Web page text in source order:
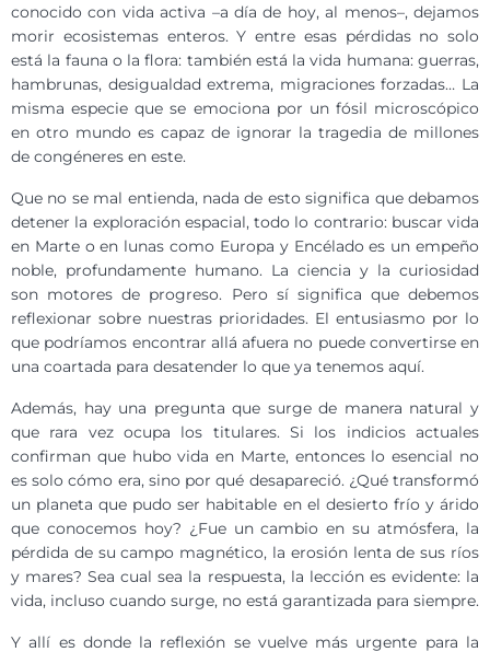
conocido con vida activa –a día de hoy, al menos–, dejamos
morir ecosistemas enteros. Y entre esas pérdidas no solo
está la fauna o la flora: también está la vida humana: guerras,
hambrunas, desigualdad extrema, migraciones forzadas… La
misma especie que se emociona por un fósil microscópico
en otro mundo es capaz de ignorar la tragedia de millones
de congéneres en este.
Que no se mal entienda, nada de esto significa que debamos
detener la exploración espacial, todo lo contrario: buscar vida
en Marte o en lunas como Europa y Encélado es un empeño
noble, profundamente humano. La ciencia y la curiosidad
son motores de progreso. Pero sí significa que debemos
reflexionar sobre nuestras prioridades. El entusiasmo por lo
que podríamos encontrar allá afuera no puede convertirse en
una coartada para desatender lo que ya tenemos aquí.
Además, hay una pregunta que surge de manera natural y
que rara vez ocupa los titulares. Si los indicios actuales
confirman que hubo vida en Marte, entonces lo esencial no
es solo cómo era, sino por qué desapareció. ¿Qué transformó
un planeta que pudo ser habitable en el desierto frío y árido
que conocemos hoy? ¿Fue un cambio en su atmósfera, la
pérdida de su campo magnético, la erosión lenta de sus ríos
y mares? Sea cual sea la respuesta, la lección es evidente: la
vida, incluso cuando surge, no está garantizada para siempre.
Y allí es donde la reflexión se vuelve más urgente para la